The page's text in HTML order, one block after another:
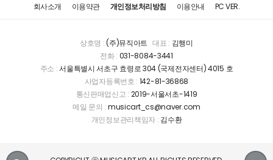
회사소개 이용약관 개인정보처리방침 이용안내 PC VER.
상호명 :(주)뮤직아트 대표 : 김행미
전화 : 031-8084-3441
주소 :서울특별시 서초구 효령로 304 (국제전자센터) 4015 호
사업자등록번호 : 142-81-36868
통신판매업신고 : 2019-서울서초-1419
메일 문의 :musicart_cs@naver.com
개인정보관리책임자 : 김수환